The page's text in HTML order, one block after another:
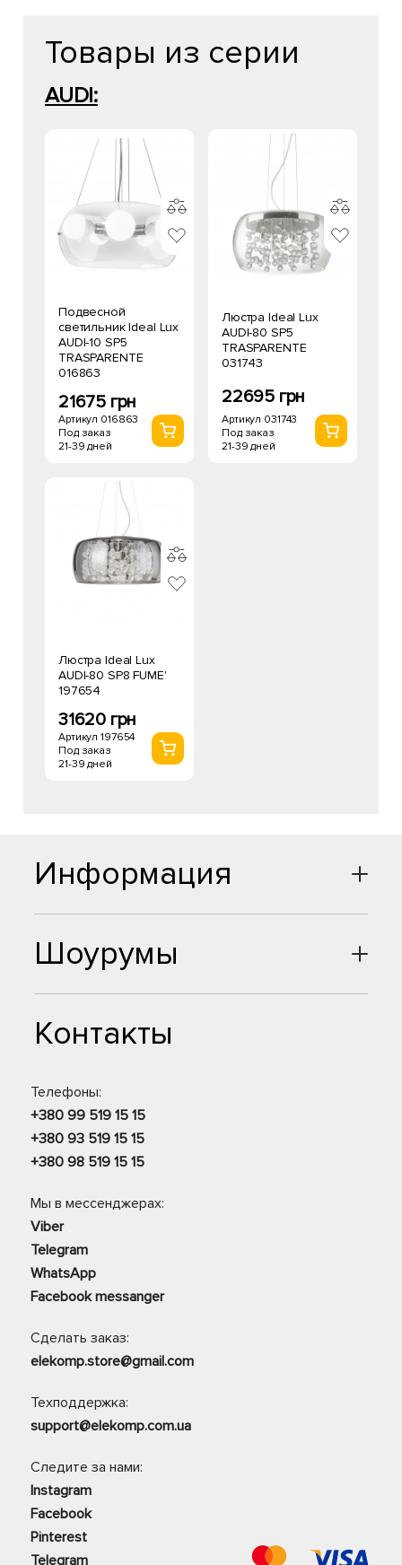
Товары из серии
AUDI:
Подвесной
светильник Ideal Lux
AUDI-10 SP5
TRASPARENTE
016863
21675 грн
Артикул 016863
Под заказ
21-39 дней
Люстра Ideal Lux
AUDI-80 SP5
TRASPARENTE
031743
22695 грн
Артикул 031743
Под заказ
21-39 дней
Люстра Ideal Lux
AUDI-80 SP8 FUME'
197654
31620 грн
Артикул 197654
Под заказ
21-39 дней
Шоурумы
Контакты
Телефоны:
+380 99 519 15 15
+380 93 519 15 15
+380 98 519 15 15
Мы в мессенджерах:
Viber
Telegram
WhatsApp
Facebook messanger
Сделать заказ:
elekomp.store@gmail.com
Техподдержка:
support@elekomp.com.ua
Следите за нами:
Instagram
Facebook
Pinterest
Telegram
Информация